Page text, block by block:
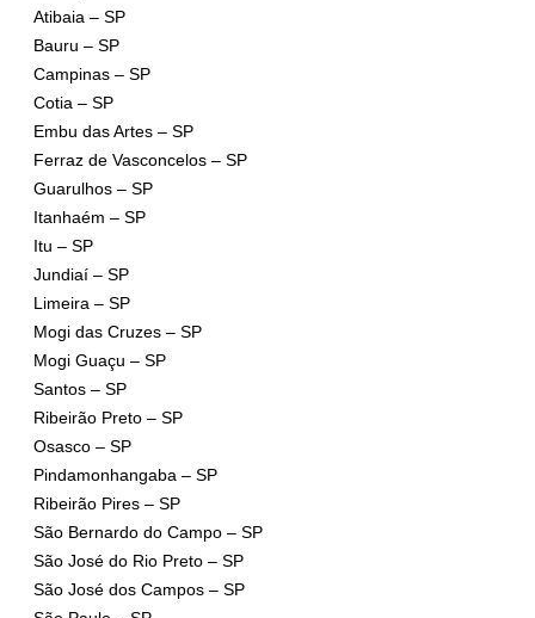
Atibaia – SP
Bauru – SP
Campinas – SP
Cotia – SP
Embu das Artes – SP
Ferraz de Vasconcelos – SP
Guarulhos – SP
Itanhaém – SP
Itu – SP
Jundiaí – SP
Limeira – SP
Mogi das Cruzes – SP
Mogi Guaçu – SP
Santos – SP
Ribeirão Preto – SP
Osasco – SP
Pindamonhangaba – SP
Ribeirão Pires – SP
São Bernardo do Campo – SP
São José do Rio Preto – SP
São José dos Campos – SP